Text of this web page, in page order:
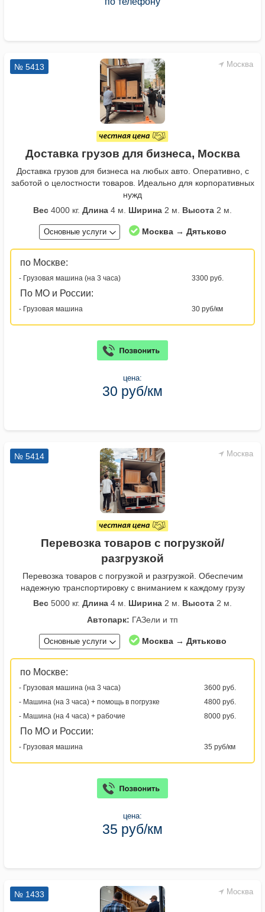
Москва
№ 5413
Доставка грузов для бизнеса, Москва
Доставка грузов для бизнеса на любых авто. Оперативно, с
заботой о целостности товаров. Идеально для корпоративных
нужд
Вес 4000 кг. Длина 4 м. Ширина 2 м. Высота 2 м.
Основные услуги Москва → Дятьково
по Москве:
- Грузовая машина (на 3 часа) 3300 руб.
По МО и России:
- Грузовая машина 30 руб/км
цена:
30 руб/км
Москва
№ 5414
Перевозка товаров с погрузкой/
разгрузкой
Перевозка товаров с погрузкой и разгрузкой. Обеспечим
надежную транспортировку с вниманием к каждому грузу
Вес 5000 кг. Длина 4 м. Ширина 2 м. Высота 2 м.
Автопарк: ГАЗели и тп
Основные услуги Москва → Дятьково
по Москве:
- Грузовая машина (на 3 часа)
3600 руб.
- Машина (на 3 часа) + помощь в погрузке
4800 руб.
- Машина (на 4 часа) + рабочие
8000 руб.
По МО и России:
- Грузовая машина 35 руб/км
цена:
35 руб/км
Москва
№ 1433